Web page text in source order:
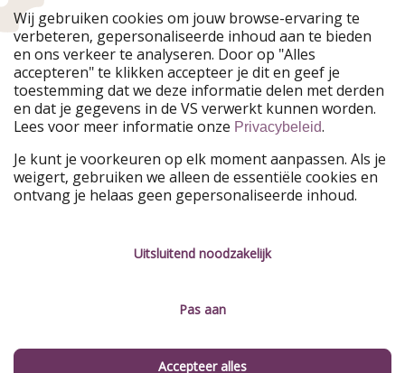
Onze markten
PiratinViaggio
HolidayPirates
WakacyjniPiraci
VoyagesPirates
Ferienpiraten
Urlaubspiraten
Urlaubspiraten
ViajerosPiratas
TravelPirates
HolidayPirates Group
Leer ons kennen Juridisch
Colofon
Beheer services
Wij gebruiken cookies om jouw browse-ervaring te
verbeteren, gepersonaliseerde inhoud aan te bieden
en ons verkeer te analyseren. Door op "Alles
accepteren" te klikken accepteer je dit en geef je
toestemming dat we deze informatie delen met derden
en dat je gegevens in de VS verwerkt kunnen worden.
Lees voor meer informatie onze Privacybeleid.
Je kunt je voorkeuren op elk moment aanpassen. Als je
weigert, gebruiken we alleen de essentiële cookies en
ontvang je helaas geen gepersonaliseerde inhoud.
Uitsluitend noodzakelijk
Pas aan
Accepteer alles